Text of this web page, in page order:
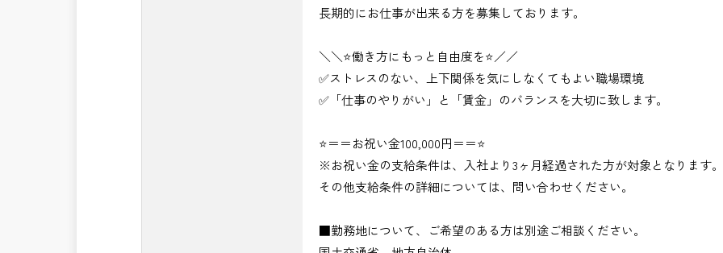
長期的にお仕事が出来る方を募集しております。
＼＼⭐働き方にもっと自由度を⭐／／
✅ストレスのない、上下関係を気にしなくてもよい職場環境
✅「仕事のやりがい」と「賃金」のバランスを大切に致します。
⭐＝＝お祝い金100,000円＝＝⭐
※お祝い金の支給条件は、入社より3ヶ月経過された方が対象となります。
その他支給条件の詳細については、問い合わせください。
■勤務地について、ご希望のある方は別途ご相談ください。